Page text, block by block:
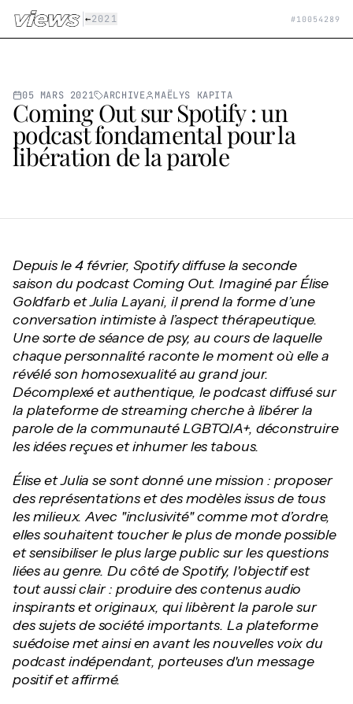
Aller au contenu principal
←2021 # 10054289
05 MARS 2021 ARCHIVE MAËLYS KAPITA
Coming Out sur Spotify : un
podcast fondamental pour la
libération de la parole
Depuis le 4 février, Spotify diffuse la seconde
saison du podcast Coming Out. Imaginé par Élise
Goldfarb et Julia Layani, il prend la forme d’une
conversation intimiste à l’aspect thérapeutique.
Une sorte de séance de psy, au cours de laquelle
chaque personnalité raconte le moment où elle a
révélé son homosexualité au grand jour.
Décomplexé et authentique, le podcast diffusé sur
la plateforme de streaming cherche à libérer la
parole de la communauté LGBTQIA+, déconstruire
les idées reçues et inhumer les tabous.
Élise et Julia se sont donné une mission : proposer
des représentations et des modèles issus de tous
les milieux. Avec "inclusivité" comme mot d’ordre,
elles souhaitent toucher le plus de monde possible
et sensibiliser le plus large public sur les questions
liées au genre. Du côté de Spotify, l'objectif est
tout aussi clair : produire des contenus audio
inspirants et originaux, qui libèrent la parole sur
des sujets de société importants. La plateforme
suédoise met ainsi en avant les nouvelles voix du
podcast indépendant, porteuses d'un message
positif et affirmé.